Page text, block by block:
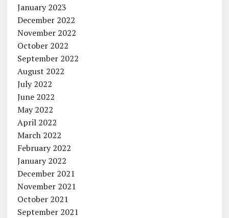
January 2023
December 2022
November 2022
October 2022
September 2022
August 2022
July 2022
June 2022
May 2022
April 2022
March 2022
February 2022
January 2022
December 2021
November 2021
October 2021
September 2021